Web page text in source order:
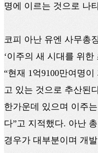
명에 이르는 것으로 나
코피 아난 유엔 사무총
‘이주의 새 시대를 위한
“현재 1억9100만여명
고 있는 것으로 추산된
한가운데 있으며 이주
다”고 지적했다. 아난
경우가 대부분이며 개